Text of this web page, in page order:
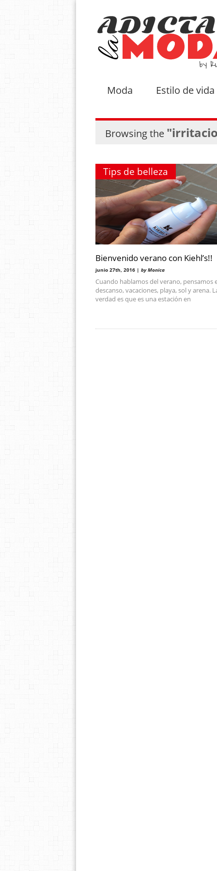
Moda Estilo de vida
Browsing the
Tips de belleza
Bienvenido verano con Kiehl’s!!
junio 27th, 2016 | by Monica
Cuando hablamos del verano, pensamos
descanso, vacaciones, playa, sol y arena.
verdad es que es una estación en